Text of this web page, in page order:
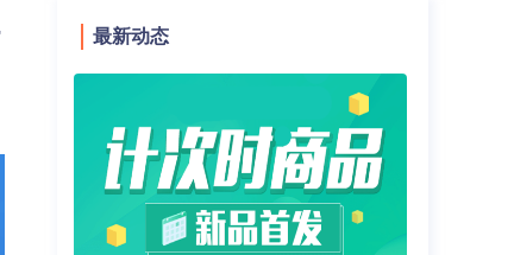
最新动态